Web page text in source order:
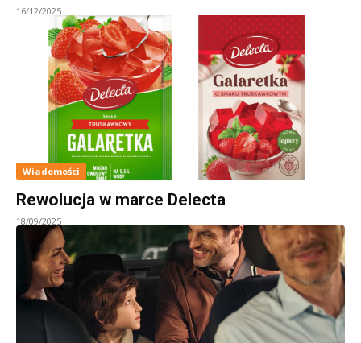
16/12/2025
Wiadomości
Rewolucja w marce Delecta
18/09/2025